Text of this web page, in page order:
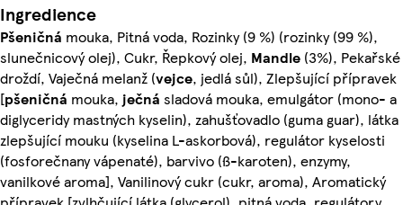
Ingredience
Pšeničná mouka, Pitná voda, Rozinky (9 %) (rozinky (99 %),
slunečnicový olej), Cukr, Řepkový olej, Mandle (3%), Pekařské
droždí, Vaječná melanž (vejce, jedlá sůl), Zlepšující přípravek
[pšeničná mouka, ječná sladová mouka, emulgátor (mono- a
diglyceridy mastných kyselin), zahušťovadlo (guma guar), látka
zlepšující mouku (kyselina L-askorbová), regulátor kyselosti
(fosforečnany vápenaté), barvivo (ß-karoten), enzymy,
vanilkové aroma], Vanilinový cukr (cukr, aroma), Aromatický